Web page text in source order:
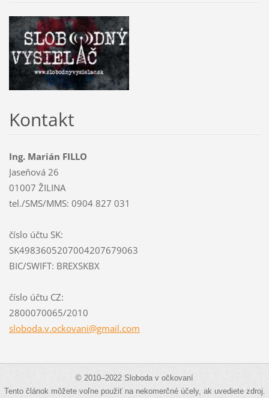
Kontakt
Ing. Marián FILLO
Jaseňová 26
01007 ŽILINA
tel./SMS/MMS: 0904 827 031
číslo účtu SK:
SK4983605207004207679063
BIC/SWIFT: BREXSKBX
číslo účtu CZ:
2800070065/2010
sloboda.v.ockovani@gmail.com
© 2010–2022 Sloboda v očkovaní
Tento článok môžete voľne použiť na nekomerčné účely, ak uvediete zdroj.